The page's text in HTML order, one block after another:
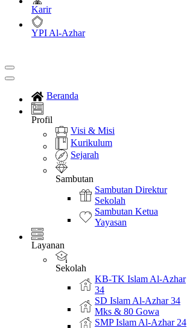
Karir
YPI Al-Azhar
Beranda
Profil
Visi & Misi
Kurikulum
Sejarah
Sambutan
Sambutan Direktur
Sekolah
Sambutan Ketua
Yayasan
Layanan
Sekolah
KB-TK Islam Al-Azhar
34
SD Islam Al-Azhar 34
Mks & 80 Gowa
SMP Islam Al-Azhar 24